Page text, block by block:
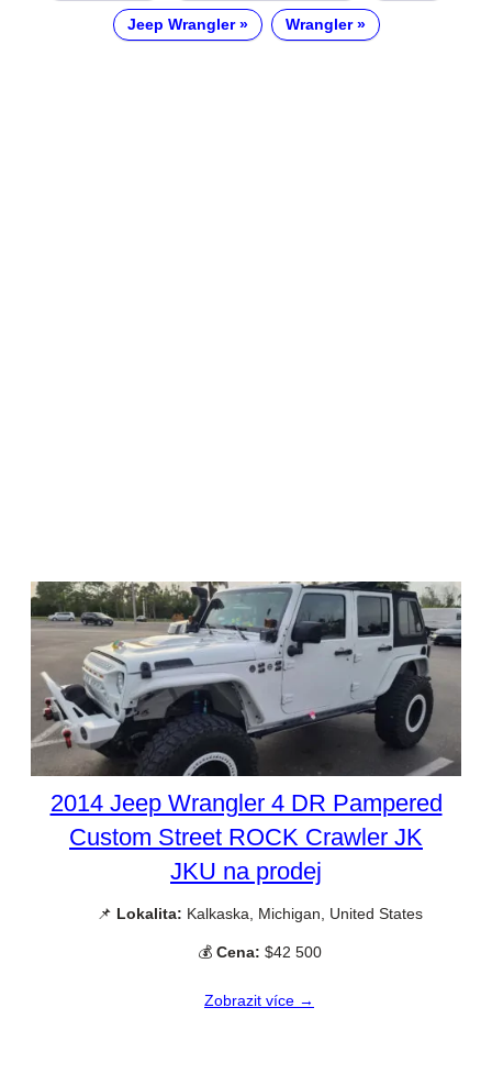
Jeep Wrangler Wrangler
2014 Jeep Wrangler 4 DR Pampered
Custom Street ROCK Crawler JK
JKU na prodej
📌 Lokalita: Kalkaska, Michigan, United States
💰 Cena: $42 500
Zobrazit více →